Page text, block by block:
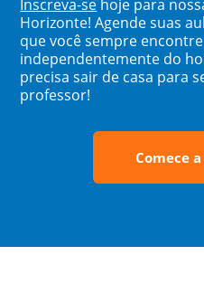
Inscreva-se hoje para
Horizonte! Agende suas
que você sempre
independentemente do
precisa sair de casa para
professor!
Comece